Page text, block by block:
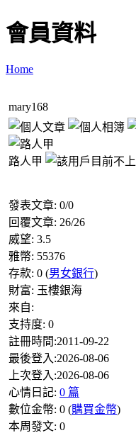
會員資料
Home
mary168
路人甲
發表文章: 0/0
回覆文章: 26/26
威望: 3.5
雅幣: 55376
存款: 0 (男女銀行)
財富: 玉樓銀海
來自:
支持度: 0
註冊時間:2011-09-22
最後登入:2026-08-06
上次登入:2026-08-06
心情日記: 0 篇
數位金幣: 0 (購買金幣)
本周發文: 0